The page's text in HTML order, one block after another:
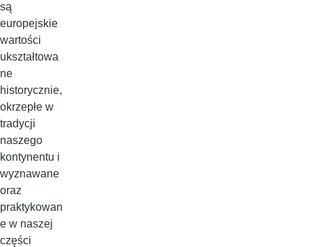
są
europejskie
wartości
ukształtowa
ne
historycznie,
okrzepłe w
tradycji
naszego
kontynentu i
wyznawane
oraz
praktykowan
e w naszej
części